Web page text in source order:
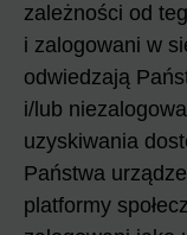
zależności od
i zalogowani w
odwiedzają
i/lub
uzyskiwania
Państwa
platformy